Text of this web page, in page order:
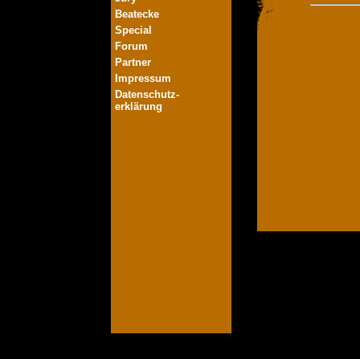
Beatecke
Special
Forum
Partner
Impressum
Datenschutz-
erklärung